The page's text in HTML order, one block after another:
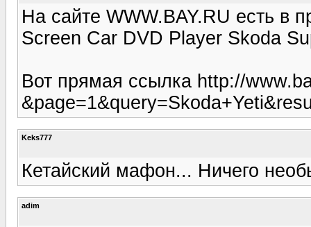
На сайте WWW.BAY.RU есть в
Screen Car DVD Player Skoda
Вот прямая ссылка http://
Keks777
Кетайский мафон... Ничего
adim